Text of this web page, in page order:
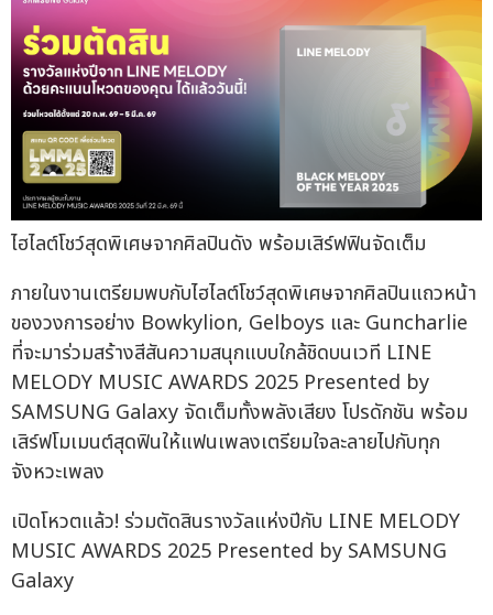
ไฮไลต์โชว์สุดพิเศษจากศิลปินดัง พร้อมเสิร์ฟฟินจัดเต็ม
ภายในงานเตรียมพบกับไฮไลต์โชว์สุดพิเศษจากศิลปินแถวหน้า
ของวงการอย่าง Bowkylion, Gelboys และ Guncharlie
ที่จะมาร่วมสร้างสีสันความสนุกแบบใกล้ชิดบนเวที LINE
MELODY MUSIC AWARDS 2025 Presented by
SAMSUNG Galaxy จัดเต็มทั้งพลังเสียง โปรดักชัน พร้อม
เสิร์ฟโมเมนต์สุดฟินให้แฟนเพลงเตรียมใจละลายไปกับทุก
จังหวะเพลง
เปิดโหวตแล้ว! ร่วมตัดสินรางวัลแห่งปีกับ LINE MELODY
MUSIC AWARDS 2025 Presented by SAMSUNG
Galaxy